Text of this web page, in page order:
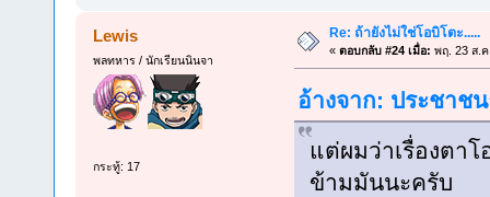
Lewis
พลทหาร / นักเรียนนินจา
กระทู้: 17
Re: ถ้ายังไม่ใช่โอบิโตะ.....
« ตอบกลับ #24 เมื่อ: พฤ. 23 ส.ค
อ้างจาก: ประชาช
แต่ผมว่าเรื่องตา
ข้ามมันนะครับ